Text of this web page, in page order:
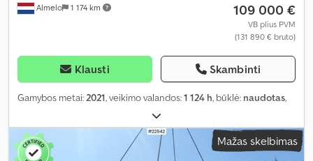
Almelo 1 174 km 109 000 €
VB plius PVM
(131 890 € bruto)
Klausti Skambinti
Gamybos metai:2021, veikimo valandos:1 124 h, būklė: naudotas,
Mažas skelbimas